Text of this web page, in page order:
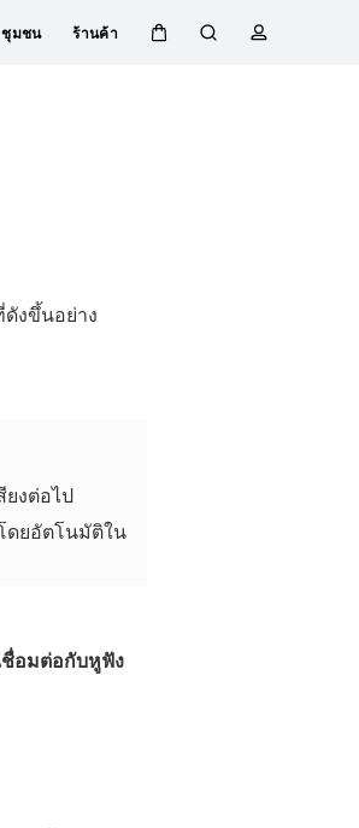
ชุมชน ร้านค้า
งขึ้นอย่าง
ยงต่อไป
ดยอัตโนมัติใน
ชื่อมต่อกับหูฟัง